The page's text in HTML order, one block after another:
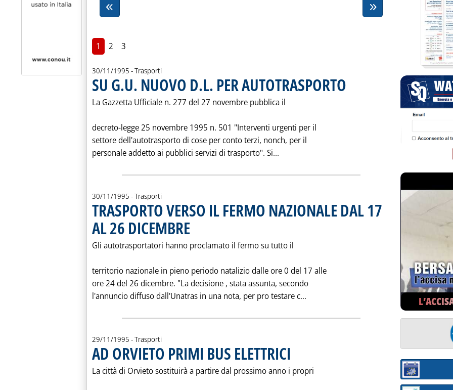
1 2 3
30/11/1995 - Trasporti
SU G.U. NUOVO D.L. PER AUTOTRASPORTO . Pubblicata giovedì 30 novembre 1995 alle
La Gazzetta Ufficiale n. 277 del 27 novembre pubblica il
decreto-legge 25 novembre 1995 n. 501 "Interventi urgenti per il
settore dell'autotrasporto di cose per conto terzi, nonch‚ per il
personale addetto ai pubblici servizi di trasporto". Si... Leggi tutta la notizia: 'SU G.U. NUOVO D.L. PER
30/11/1995 - Trasporti
TRASPORTO VERSO IL FERMO NAZIONALE DAL 17
AL 26 DICEMBRE
Gli autotrasportatori hanno proclamato il fermo su tutto il
territorio nazionale in pieno periodo natalizio dalle ore 0 del 17 alle
ore 24 del 26 dicembre. "La decisione ‚ stata assunta, secondo
l'annuncio diffuso dall'Unatras in una nota, per pro testare c... Leggi tutta la notizia: 'TRASPORTO
29/11/1995 - Trasporti
AD ORVIETO PRIMI BUS ELETTRICI . Pubblicata mercoledì 29 novembre 1995 alle 0.0.
La città di Orvieto sostituirà a partire dal prossimo anno i propri Sezione: